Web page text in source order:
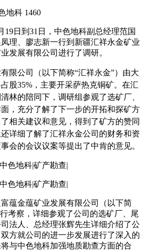
地科 1460
19日到 31 日，中色地科副总经理范国
理、廖志新一行到新疆汇祥永金矿业
发展有限公司进行了调研。
限公司（以下简称“汇祥永金”）由大
股35% ，主要开采萨热克铜矿。在汇
林的陪同下，调研组参观了选矿厂、
，充分了解了下一步的开拓和探矿方
相关建议和意见，得到了矿方的赞同
详细了解了汇祥永金公司的财务和资
会的会议议案等提出了中肯的意见。
蕴金蕴矿业发展有限公司（以下简
考察，详细参观了公司的选矿厂、尾
法人、总经理张辉先生详细介绍了公
方就公司的进一步发展进行了深入的
与中色地科加强地质勘查方面的合